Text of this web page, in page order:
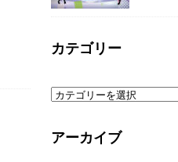
カテゴリー
アーカイブ